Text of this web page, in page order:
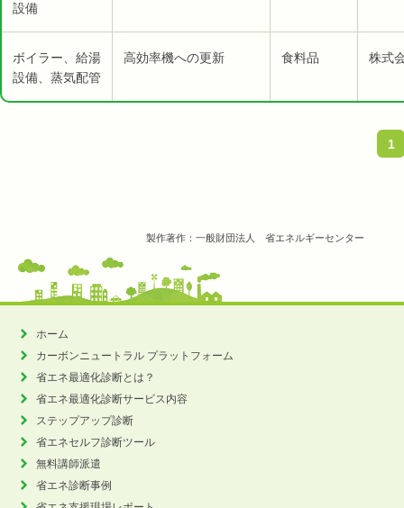
設備
ボイラー、給湯
設備、蒸気配管
高効率機への更新 食料品 株式
1
製作著作：一般財団法人 省エネルギーセンター
ホーム
カーボンニュートラル プラットフォーム
省エネ最適化診断とは？
省エネ最適化診断サービス内容
ステップアップ診断
省エネセルフ診断ツール
無料講師派遣
省エネ診断事例